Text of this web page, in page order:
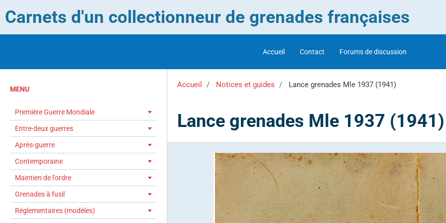
Carnets d'un collectionneur de grenades françaises
Accueil Contact Forums de discussion
Accueil Notices et guides Lance grenades Mle 1937 (1941)
Lance grenades Mle 1937 (1941)
MENU
Première Guerre Mondiale
Entre-deux guerres
Après-guerre
Contemporaine
Maintien de l'ordre
Grenades à fusil
Réglementaires (modèles)